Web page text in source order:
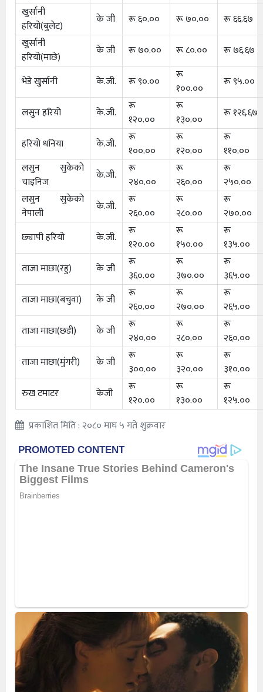
खुर्सानी
हरियो(बुलेट)
के जी रू ६०.०० रू ७०.००
रू ६६.६७
खुर्सानी
हरियो(माछे)
के जी रू ७०.०० रू ८०.००
रू ७६.६७
भेडे खु्र्सानी
के.जी. रू ९०.००
रू
१००.००
रू ९५.००
लसुन हरियो
के.जी.
रू
१२०.००
रू
१३०.००
रू १२६.६७
हरियो धनिया
के.जी.
रू
१००.००
रू
१२०.००
रू
११०.००
लसुन सुकेको
चाइनिज
के.जी.
रू
२४०.००
रू
२६०.००
रू
२५०.००
लसुन सुकेको
नेपाली
के.जी.
रू
२६०.००
रू
२८०.००
रू
२७०.००
छ्यापी हरियो
के.जी.
रू
१२०.००
रू
१५०.००
रू
१३५.००
ताजा माछा(रहु)
के जी
रू
३६०.००
रू
३७०.००
रू
३६५.००
ताजा माछा(बचुवा)
के जी
रू
२६०.००
रू
२७०.००
रू
२६५.००
ताजा माछा(छडी)
के जी
रू
२४०.००
रू
२८०.००
रू
२६०.००
ताजा माछा(मुंगरी)
के जी
रू
३००.००
रू
३२०.००
रू
३१०.००
रुख टमाटर
केजी
रू
१२०.००
रू
१३०.००
रू
१२५.००
प्रकाशित मिति : २०८० माघ ५ गते शुक्रवार